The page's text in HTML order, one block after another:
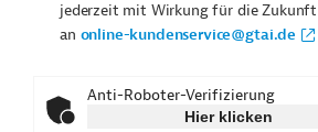
jederzeit mit Wirkung für die
an online-kundenservice@gtai.de
Anti-Roboter-Verifizierung
Hier klicken